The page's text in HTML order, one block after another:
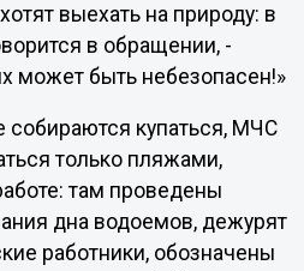
выехать на природу: в
в обращении, -
может быть небезопасен!»
купаться, МЧС
только пляжами,
там проведены
дна водоемов, дежурят
работники, обозначены